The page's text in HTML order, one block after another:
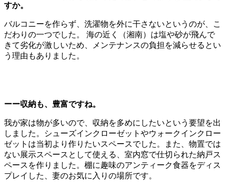
すか。
バルコニーを作らず、洗濯物を外に干さないというのが、こ
だわりの一つでした。 海の近く（湘南）は塩や砂が飛んで
きて劣化が激しいため、メンテナンスの負担を減らせるとい
う理由もありました。
ーー収納も、豊富ですね。
我が家は物が多いので、収納を多めにしたいという要望を出
しました。シューズインクローゼットやウォークインクロー
ゼットは当初より作りたいスペースでした。また、物置では
ない展示スペースとして使える、室内窓で仕切られた納戸ス
ペースを作りました。棚に趣味のアンティーク食器をディス
プレイした、妻のお気に入りの場所です。